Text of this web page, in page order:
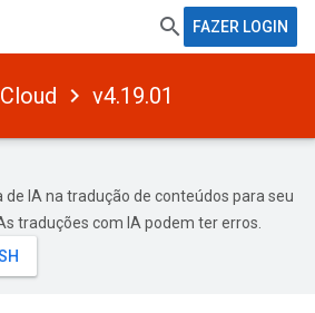
FAZER LOGIN
v4.19.01
de IA na tradução de conteúdos para seu
traduções com IA podem ter erros.